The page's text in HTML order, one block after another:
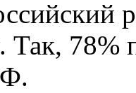
78%